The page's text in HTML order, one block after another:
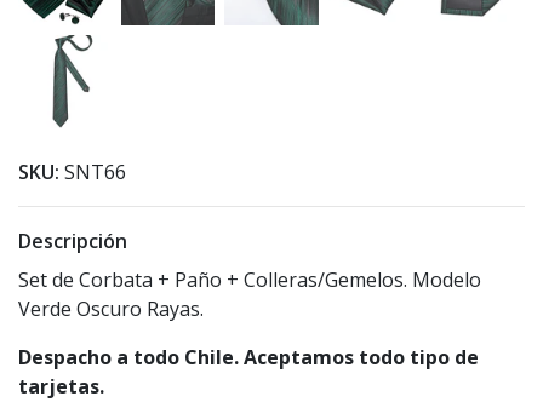
SKU: SNT66
Descripción
Set de Corbata + Paño + Colleras/Gemelos. Modelo
Verde Oscuro Rayas.
Despacho a todo Chile. Aceptamos todo tipo de
tarjetas.